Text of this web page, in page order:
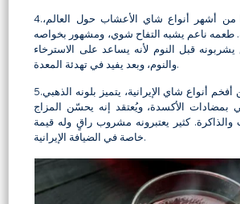
4.شاي البابونج: هذا من أشهر أنواع شاي الأعشاب حول العالم،
ناعم يشبه التفاح شوي، ومشهور بخواصه
يشربونه قبل النوم لأنه يساعد على الاسترخاء
والنوم، وبعد يفيد في تهدئة المعدة.
5.شاي الزعفران: من أفخم أنواع شاي الإيرانية، يتميز بلونه الذهبي
بمضادات الأكسدة، ويُعتقد إنه يحسّن المزاج
كثير يعتبرونه مشروب راقٍ وله قيمة
خاصة في الضيافة الإيرانية.